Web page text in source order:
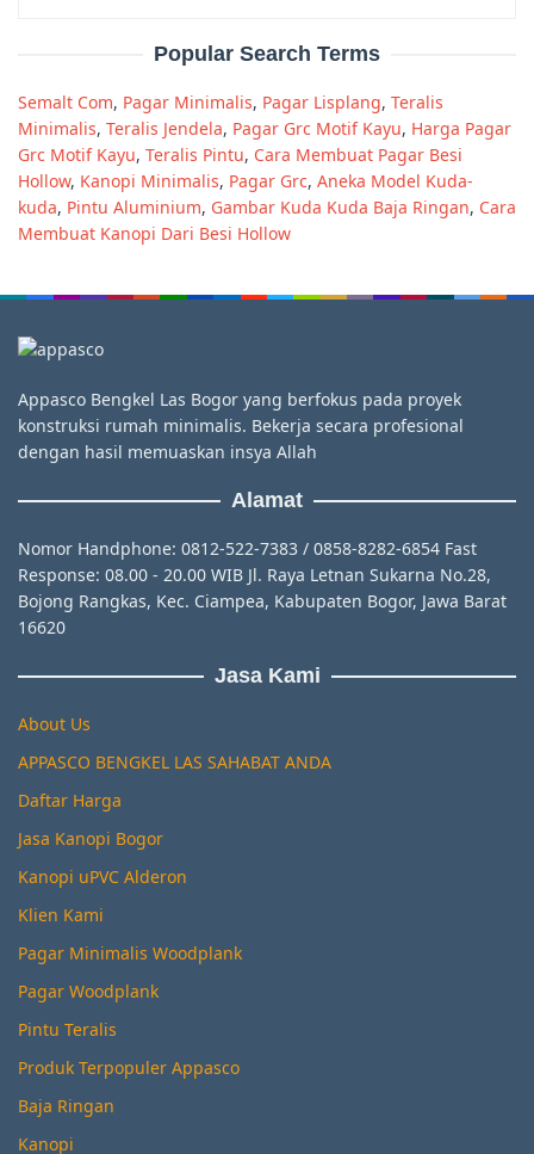
Popular Search Terms
Semalt Com, Pagar Minimalis, Pagar Lisplang, Teralis
Minimalis, Teralis Jendela, Pagar Grc Motif Kayu, Harga Pagar
Grc Motif Kayu, Teralis Pintu, Cara Membuat Pagar Besi
Hollow, Kanopi Minimalis, Pagar Grc, Aneka Model Kuda-
kuda, Pintu Aluminium, Gambar Kuda Kuda Baja Ringan, Cara
Membuat Kanopi Dari Besi Hollow
Appasco Bengkel Las Bogor yang berfokus pada proyek
konstruksi rumah minimalis. Bekerja secara profesional
dengan hasil memuaskan insya Allah
Alamat
Nomor Handphone: 0812-522-7383 / 0858-8282-6854 Fast
Response: 08.00 - 20.00 WIB Jl. Raya Letnan Sukarna No.28,
Bojong Rangkas, Kec. Ciampea, Kabupaten Bogor, Jawa Barat
16620
Jasa Kami
About Us
APPASCO BENGKEL LAS SAHABAT ANDA
Daftar Harga
Jasa Kanopi Bogor
Kanopi uPVC Alderon
Klien Kami
Pagar Minimalis Woodplank
Pagar Woodplank
Pintu Teralis
Produk Terpopuler Appasco
Baja Ringan
Kanopi